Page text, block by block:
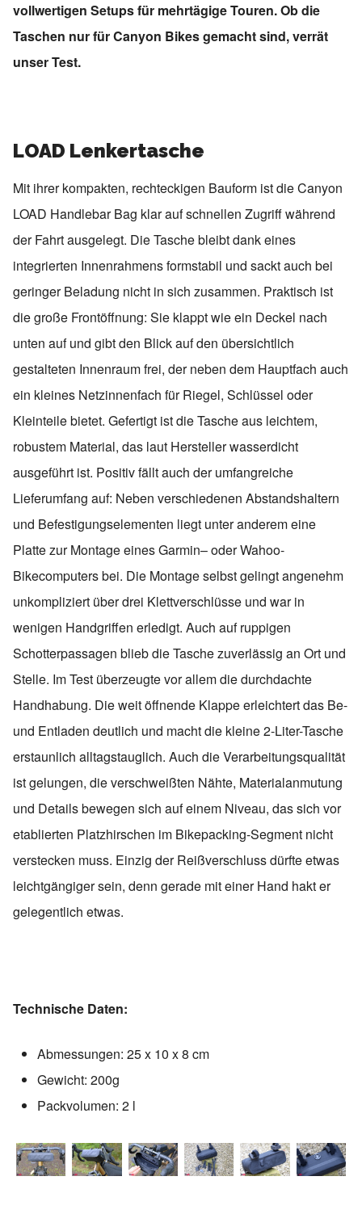
vollwertigen Setups für mehrtägige Touren. Ob die
Taschen nur für Canyon Bikes gemacht sind, verrät
unser Test.
LOAD Lenkertasche
Mit ihrer kompakten, rechteckigen Bauform ist dieCanyon
LOAD Handlebar Bag klar auf schnellen Zugriff während
der Fahrt ausgelegt. Die Tasche bleibt dank eines
integrierten Innenrahmens formstabil und sackt auch bei
geringer Beladung nicht in sich zusammen. Praktisch ist
die große Frontöffnung: Sie klappt wie ein Deckel nach
unten auf und gibt den Blick auf den übersichtlich
gestalteten Innenraum frei, der neben dem Hauptfach auch
ein kleines Netzinnenfach für Riegel, Schlüssel oder
Kleinteile bietet. Gefertigt ist die Tasche aus leichtem,
robustem Material, das laut Hersteller wasserdicht
ausgeführt ist. Positiv fällt auch der umfangreiche
Lieferumfang auf: Neben verschiedenen Abstandshaltern
und Befestigungselementen liegt unter anderem eine
Platte zur Montage einesGarmin– oderWahoo-
Bikecomputers bei. Die Montage selbst gelingt angenehm
unkompliziert über drei Klettverschlüsse und war in
wenigen Handgriffen erledigt. Auch auf ruppigen
Schotterpassagen blieb die Tasche zuverlässig an Ort und
Stelle. Im Test überzeugte vor allem die durchdachte
Handhabung. Die weit öffnende Klappe erleichtert das Be-
und Entladen deutlich und macht die kleine 2-Liter-Tasche
erstaunlich alltagstauglich. Auch die Verarbeitungsqualität
ist gelungen, die verschweißten Nähte, Materialanmutung
und Details bewegen sich auf einem Niveau, das sich vor
etablierten Platzhirschen im Bikepacking-Segment nicht
verstecken muss. Einzig der Reißverschluss dürfte etwas
leichtgängiger sein, denn gerade mit einer Hand hakt er
gelegentlich etwas.
Technische Daten:
Abmessungen: 25 x 10 x 8 cm
Gewicht: 200g
Packvolumen: 2 l